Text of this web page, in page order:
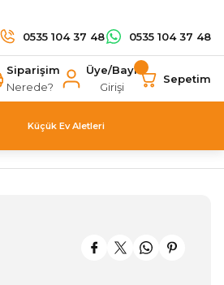
0535 104 37 48 0535 104 37 48
Siparişim
Nerede?
Üye/Bayi
Girişi
Sepetim
Küçük Ev Aletleri